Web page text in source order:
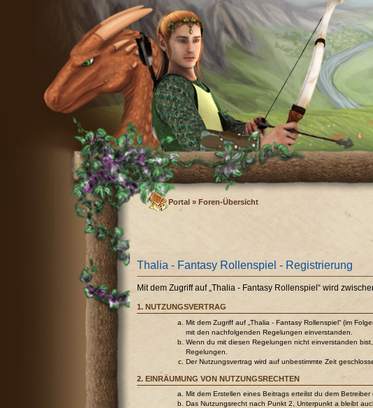
Portal » Foren-Übersicht
Thalia - Fantasy Rollenspiel - Registrierung
Mit dem Zugriff auf „Thalia - Fantasy Rollenspiel“ wird
1. NUTZUNGSVERTRAG
Mit dem Zugriff auf „Thalia - Fantasy Rollenspiel“ (im
mit den nachfolgenden Regelungen einverstanden.
Wenn du mit diesen Regelungen nicht einverstanden
Regelungen.
Der Nutzungsvertrag wird auf unbestimmte Zeit
2. EINRÄUMUNG VON NUTZUNGSRECHTEN
Mit dem Erstellen eines Beitrags erteilst du dem
Das Nutzungsrecht nach Punkt 2, Unterpunkt a bleibt